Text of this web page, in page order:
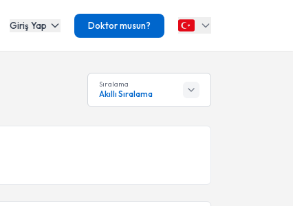
Giriş Yap Doktor musun?
Sıralama
Akıllı Sıralama